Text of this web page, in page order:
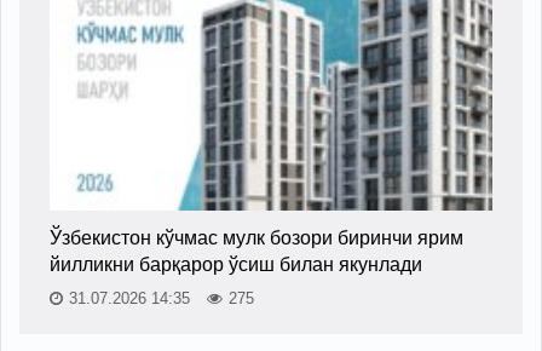
Ўзбекистон кўчмас мулк бозори биринчи ярим
йилликни барқарор ўсиш билан якунлади
31.07.2026 14:35 275